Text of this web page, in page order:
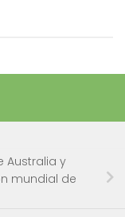
Australia y
mundial de